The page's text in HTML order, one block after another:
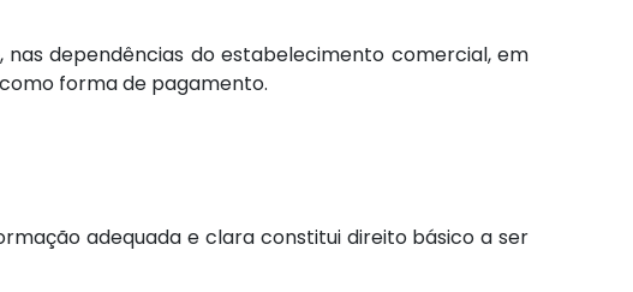
nas dependências do estabelecimento comercial, em
forma de pagamento.
adequada e clara constitui direito básico a ser